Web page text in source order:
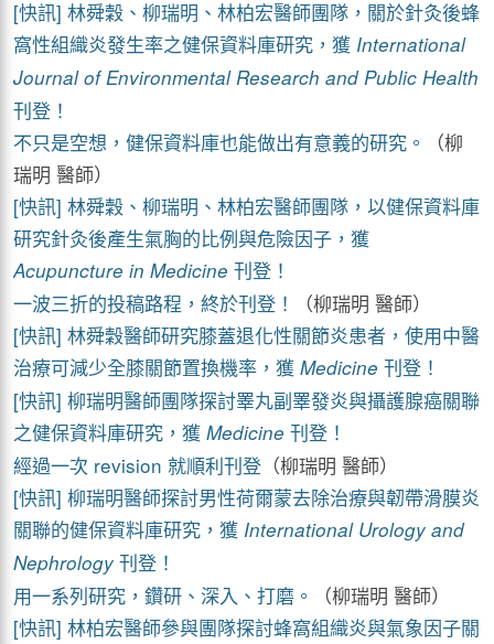
[快訊] 林舜穀、柳瑞明、林柏宏醫師團隊，關於針灸後蜂
窩性組織炎發生率之健保資料庫研究，獲 International
Journal of Environmental Research and Public Health
刊登！
不只是空想，健保資料庫也能做出有意義的研究。
（柳
瑞明 醫師）
[快訊] 林舜穀、柳瑞明、林柏宏醫師團隊，以健保資料庫
研究針灸後產生氣胸的比例與危險因子，獲
Acupuncture in Medicine 刊登！
一波三折的投稿路程，終於刊登！
（柳瑞明 醫師）
[快訊] 林舜穀醫師研究膝蓋退化性關節炎患者，使用中醫
治療可減少全膝關節置換機率，獲 Medicine 刊登！
[快訊] 柳瑞明醫師團隊探討睪丸副睪發炎與攝護腺癌關聯
之健保資料庫研究，獲 Medicine 刊登！
經過一次 revision 就順利刊登 （柳瑞明 醫師）
[快訊] 柳瑞明醫師探討男性荷爾蒙去除治療與韌帶滑膜炎
關聯的健保資料庫研究，獲 International Urology and
Nephrology 刊登！
用一系列研究，鑽研、深入、打磨。
（柳瑞明 醫師）
[快訊] 林柏宏醫師參與團隊探討蜂窩組織炎與氣象因子關